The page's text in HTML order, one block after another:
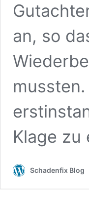
an, so
Klage
Schadenfix Blog